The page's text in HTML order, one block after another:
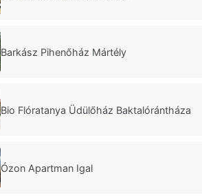
Barkász Pihenőház Mártély
Bio Flóratanya Üdülőház Baktalórántháza
Ózon Apartman Igal